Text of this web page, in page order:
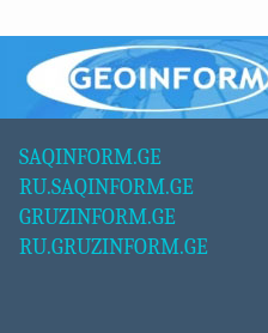
SAQINFORM.GE
RU.SAQINFORM.GE
GRUZINFORM.GE
RU.GRUZINFORM.GE